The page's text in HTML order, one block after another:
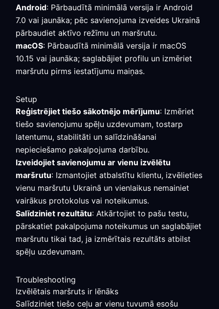
Android: Pārbaudītā minimālā versija ir Android
7.0 vai jaunāka; pēc savienojuma izveides Ukrainā
pārbaudiet aktīvo režīmu un maršrutu.
macOS: Pārbaudītā minimālā versija ir macOS
10.15 vai jaunāka; saglabājiet profilu un izmēriet
maršrutu pirms iestatījumu maiņas.
Setup
Reģistrējiet tiešo sākotnējo mērījumu: Izmēriet
tiešo savienojumu spēļu uzdevumam, tostarp
latentumu, stabilitāti un salīdzināšanai
nepieciešamo pakalpojuma darbību.
Izveidojiet savienojumu ar vienu izvēlētu
maršrutu: Izmantojiet atbalstītu klientu, izvēlieties
vienu maršrutu Ukrainā un vienlaikus nemainiet
vairākus protokolus vai noteikumus.
Salīdziniet rezultātu: Atkārtojiet to pašu testu,
pārskatiet pakalpojuma noteikumus un saglabājiet
maršrutu tikai tad, ja izmērītais rezultāts atbilst
spēļu uzdevumam.
Troubleshooting
Izvēlētais maršruts ir lēnāks
Salīdziniet tiešo ceļu ar vienu tuvumā esošu